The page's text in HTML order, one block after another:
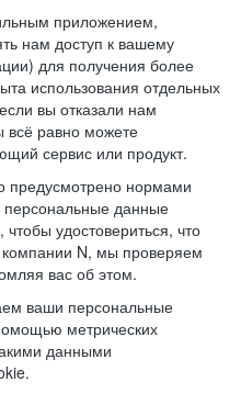
приложением,
нам доступ к вашему
для получения более
использования отдельных
вы отказали нам
всё равно можете
сервис или продукт.
предусмотрено нормами
данные
удостовериться, что
N, мы проверяем
вас об этом.
ваши персональные
метрических
данными